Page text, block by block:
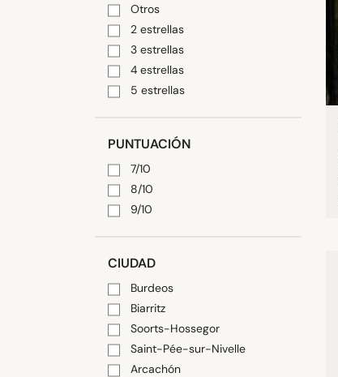
Otros
2 estrellas
3 estrellas
4 estrellas
5 estrellas
PUNTUACIÓN
7/10
8/10
9/10
CIUDAD
Burdeos
Biarritz
Soorts-Hossegor
Saint-Pée-sur-Nivelle
Arcachón